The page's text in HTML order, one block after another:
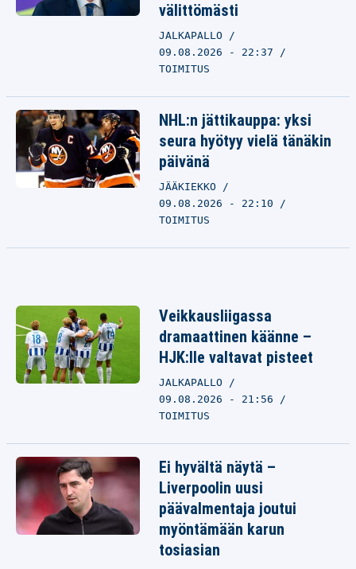
välittömästi
JALKAPALLO
09.08.2026 - 22:37
TOIMITUS
NHL:n jättikauppa: yksi
seura hyötyy vielä tänäkin
päivänä
JÄÄKIEKKO
09.08.2026 - 22:10
TOIMITUS
Veikkausliigassa
dramaattinen käänne –
HJK:lle valtavat pisteet
JALKAPALLO
09.08.2026 - 21:56
TOIMITUS
Ei hyvältä näytä –
Liverpoolin uusi
päävalmentaja joutui
myöntämään karun
tosiasian